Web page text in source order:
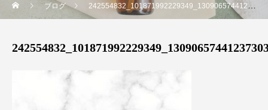
ブログ 242554832_101871992229349_1309065744123730348_n